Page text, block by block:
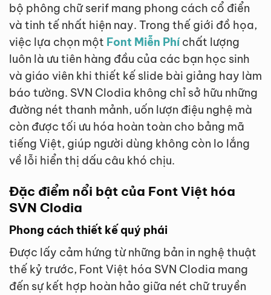
bộ phông chữ serif mang phong cách cổ điển
và tinh tế nhất hiện nay. Trong thế giới đồ họa,
việc lựa chọn một Font Miễn Phíchất lượng
luôn là ưu tiên hàng đầu của các bạn học sinh
và giáo viên khi thiết kế slide bài giảng hay làm
báo tường. SVN Clodia không chỉ sở hữu những
đường nét thanh mảnh, uốn lượn điệu nghệ mà
còn được tối ưu hóa hoàn toàn cho bảng mã
tiếng Việt, giúp người dùng không còn lo lắng
về lỗi hiển thị dấu câu khó chịu.
Đặc điểm nổi bật của Font Việt hóa
SVN Clodia
Phong cách thiết kế quý phái
Được lấy cảm hứng từ những bản in nghệ thuật
thế kỷ trước, Font Việt hóa SVN Clodia mang
đến sự kết hợp hoàn hảo giữa nét chữ truyền